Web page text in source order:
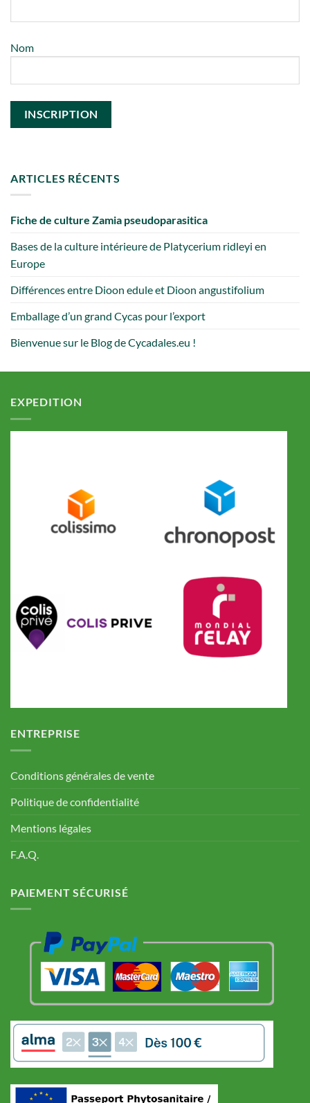
Nom
ARTICLES RÉCENTS
Fiche de culture Zamia pseudoparasitica
Bases de la culture intérieure de Platycerium ridleyi en
Europe
Différences entre Dioon edule et Dioon angustifolium
Emballage d’un grand Cycas pour l’export
Bienvenue sur le Blog de Cycadales.eu !
EXPEDITION
ENTREPRISE
Conditions générales de vente
Politique de confidentialité
Mentions légales
F.A.Q.
PAIEMENT SÉCURISÉ